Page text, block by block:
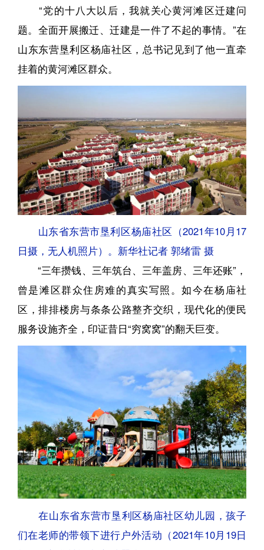
“党的十八大以后，我就关心黄河滩区迁建问
题。全面开展搬迁、迁建是一件了不起的事情。”在
山东东营垦利区杨庙社区，总书记见到了他一直牵
挂着的黄河滩区群众。
山东省东营市垦利区杨庙社区（2021年10月17
日摄，无人机照片）。新华社记者 郭绪雷 摄
“三年攒钱、三年筑台、三年盖房、三年还账”，
曾是滩区群众住房难的真实写照。如今在杨庙社
区，排排楼房与条条公路整齐交织，现代化的便民
服务设施齐全，印证昔日“穷窝窝”的翻天巨变。
在山东省东营市垦利区杨庙社区幼儿园，孩子
们在老师的带领下进行户外活动（2021年10月19日